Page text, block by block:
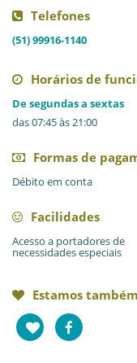
Telefones
(51) 99916-1140
Horários de
De segundas a sextas
das 07:45 às 21:00
Formas de
Débito em conta
Facilidades
Acesso a portadores de
necessidades especiais
Estamos também